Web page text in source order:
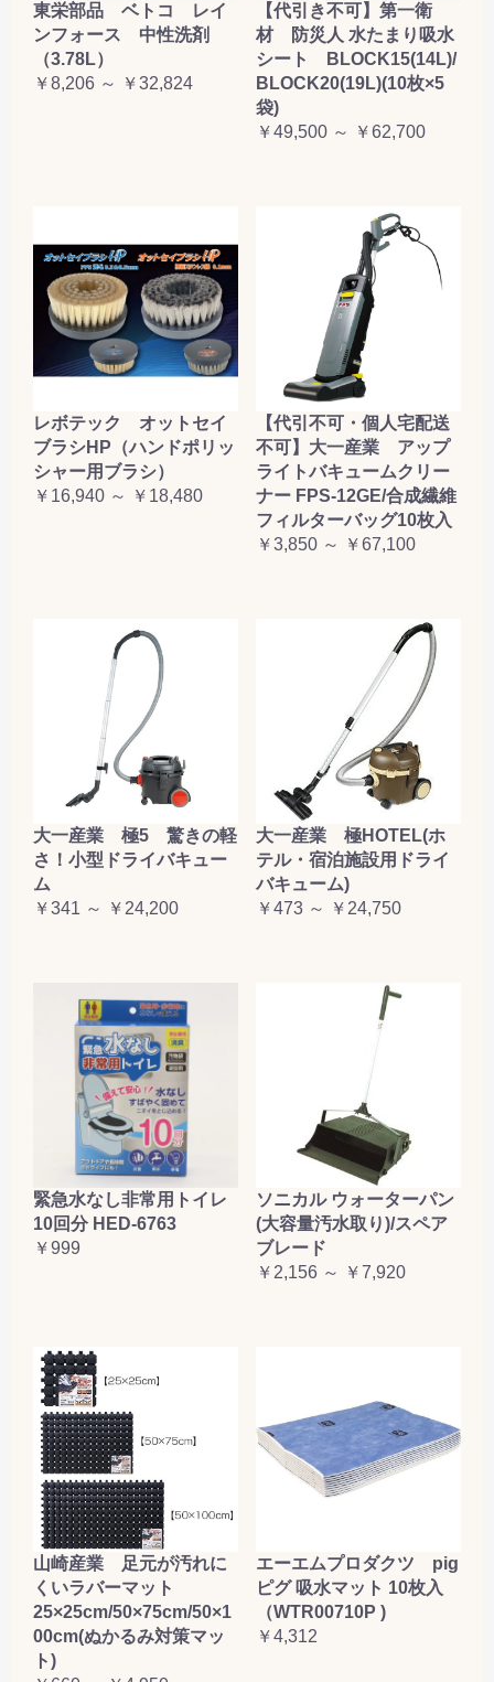
東栄部品 ベトコ レイ
ンフォース 中性洗剤
（3.78L）
￥8,206 ～ ￥32,824
【代引き不可】第一衛
材 防災人 水たまり吸水
シート BLOCK15(14L)/
BLOCK20(19L)(10枚×5
袋)
￥49,500 ～ ￥62,700
レボテック オットセイ
ブラシHP（ハンドポリッ
シャー用ブラシ）
￥16,940 ～ ￥18,480
【代引不可・個人宅配送
不可】大一産業 アップ
ライトバキュームクリー
ナー FPS-12GE/合成繊維
フィルターバッグ10枚入
￥3,850 ～ ￥67,100
大一産業 極5 驚きの軽
さ！小型ドライバキュー
ム
￥341 ～ ￥24,200
大一産業 極HOTEL(ホ
テル・宿泊施設用ドライ
バキューム)
￥473 ～ ￥24,750
緊急水なし非常用トイレ
10回分 HED-6763
￥999
ソニカル ウォーターパン
(大容量汚水取り)/スペア
ブレード
￥2,156 ～ ￥7,920
山崎産業 足元が汚れに
くいラバーマット
25×25cm/50×75cm/50×1
00cm(ぬかるみ対策マッ
ト)
エーエムプロダクツ pig
ピグ 吸水マット 10枚入
（WTR00710P )
￥4,312